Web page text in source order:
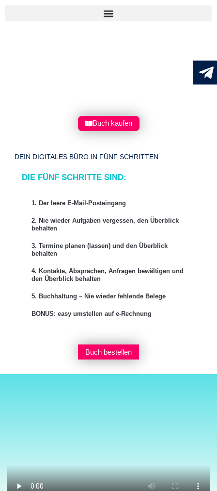
Buch kaufen
DEIN DIGITALES BÜRO IN FÜNF SCHRITTEN
DIE FÜNF SCHRITTE SIND:
1. Der leere E-Mail-Posteingang
2. Nie wieder Aufgaben vergessen, den Überblick
behalten
3. Termine planen (lassen) und den Überblick
behalten
4. Kontakte, Absprachen, Anfragen bewältigen und
den Überblick behalten
5. Buchhaltung – Nie wieder fehlende Belege
BONUS: easy umstellen auf e-Rechnung
Buch bestellen